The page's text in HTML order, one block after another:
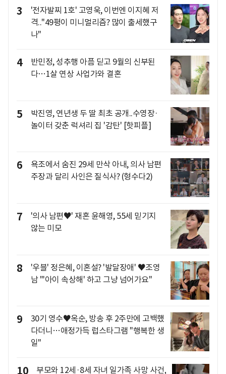
3
'전자발찌 1호' 고영욱, 이번엔 이지혜 저
격.."49평이 미니멀리즘? 많이 출세했구
나"
4
반민정, 성추행 아픔 딛고 9월의 신부된
다…1살 연상 사업가와 결혼
5
박진영, 연년생 두 딸 최초 공개..수영장·
놀이터 갖춘 럭셔리 집 '감탄' [핫피플]
6
욕조에서 숨진 29세 만삭 아내, 의사 남편
주장과 달리 사인은 질식사? (형수다2)
7
'의사 남편♥' 재혼 윤해영, 55세 믿기지
않는 미모
8
'우블' 정은혜, 이혼설? '발달장애' ♥조영
남 "'아이 속상해' 하고 그냥 넘어가요"
9
30기 영수♥옥순, 방송 후 2주만에 고백했
다더니…애정가득 럽스타그램 "행복한 생
일"
10
부모와 12세·8세 자녀 일가족 사망 사건,